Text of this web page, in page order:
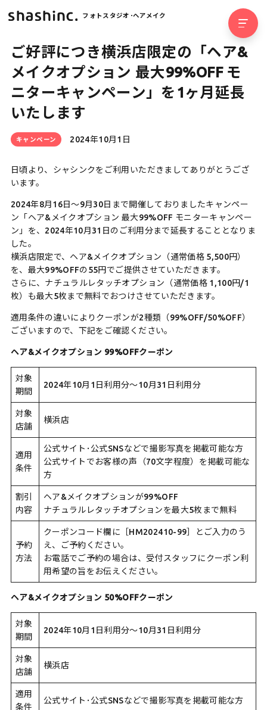
フォトスタジオ･ヘアメイク
ご好評につき横浜店限定の「ヘア&
メイクオプション 最大99%OFF モ
ニターキャンペーン」を1ヶ月延長
いたします
キャンペーン 2024年10月1日
日頃より、シャシンクをご利用いただきましてありがとうござ
います。
2024年8月16日〜9月30日まで開催しておりましたキャンペー
ン「ヘア&メイクオプション 最大99%OFF モニターキャンペー
ン」を、2024年10月31日のご利用分まで延長することとなりま
した。
横浜店限定で、ヘア&メイクオプション（通常価格 5,500円）
を、最大99%OFFの55円でご提供させていただきます。
さらに、ナチュラルレタッチオプション（通常価格 1,100円/1
枚）も最大5枚まで無料でおつけさせていただきます。
適用条件の違いによりクーポンが2種類（99%OFF/50%OFF）
ございますので、下記をご確認ください。
ヘア&メイクオプション 99%OFFクーポン
対象
期間
2024年10月1日利用分〜10月31日利用分
対象
店舗
横浜店
適用
条件
公式サイト･公式SNSなどで撮影写真を掲載可能な方
公式サイトでお客様の声（70文字程度）を掲載可能な
方
割引
内容
ヘア&メイクオプションが99%OFF
ナチュラルレタッチオプションを最大5枚まで無料
予約
方法
クーポンコード欄に［HM202410-99］とご入力のう
え、ご予約ください。
お電話でご予約の場合は、受付スタッフにクーポン利
用希望の旨をお伝えください。
ヘア&メイクオプション 50%OFFクーポン
対象
期間
2024年10月1日利用分〜10月31日利用分
対象
店舗
横浜店
適用
条件
公式サイト･公式SNSなどで撮影写真を掲載可能な方